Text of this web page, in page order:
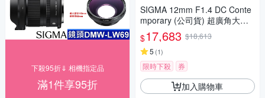
下殺95折⇓ 相機指定品
滿1件享95折
SIGMA 12mm F1.4 DC Conte
mporary (公司貨) 超廣角大光
圈定焦鏡 星空鏡 APS-C 無反微
單眼專用鏡頭
$17,683 $18,613
5 (1)
限時下殺 券
加入購物車